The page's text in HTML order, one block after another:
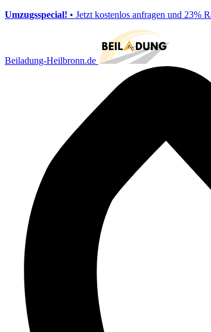
Umzugsspecial! • Jetzt kostenlos anfragen und 23%
Beiladung-Heilbronn.de